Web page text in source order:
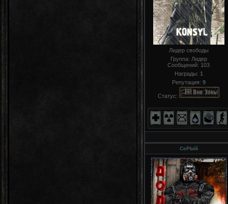
Лидер свободы
Группа: Лидер
Сообщений: 103
Награды: 1
Репутация: 9
Статус:
СеРЬIй